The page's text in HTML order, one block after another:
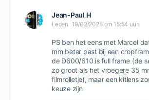
Jean-Paul H
Leden 19/02/2025 om 15:54 uur
PS ben het eens met Marcel
mm beter past bij een
de D600/610 is full frame (de
zo groot als het vroegere 35
filmrolletje), maar een kitlens
keuze zijn